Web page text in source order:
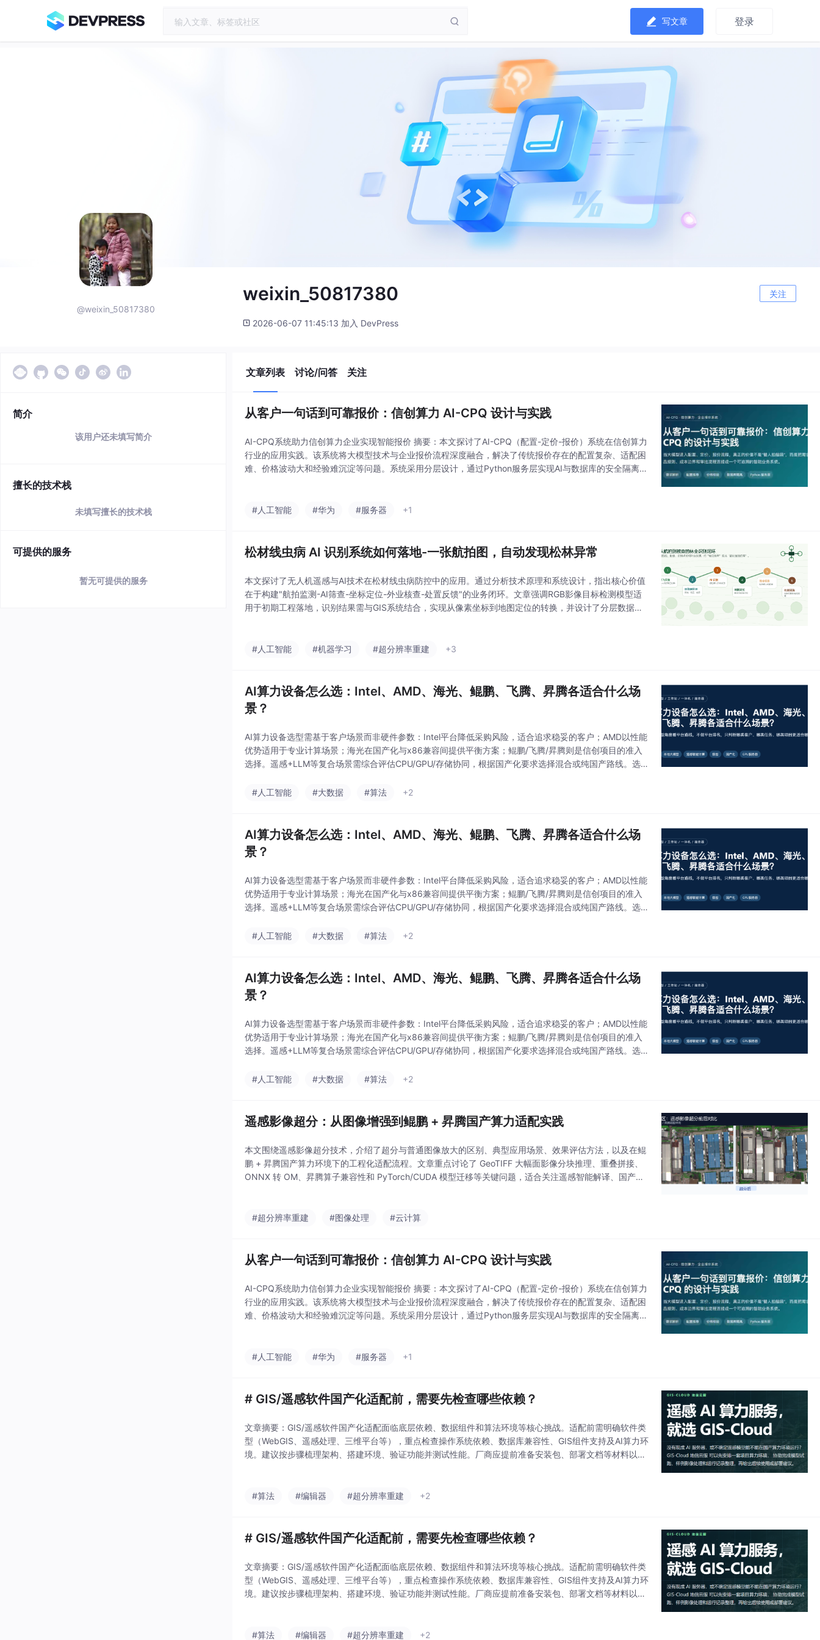
写文章 登录
@weixin_50817380
weixin_50817380 关注
2026-06-07 11:45:13 加入 DevPress
简介
该用户还未填写简介
擅长的技术栈
未填写擅长的技术栈
可提供的服务
暂无可提供的服务
文章列表 讨论/问答 关注
从客户一句话到可靠报价：信创算力 AI-CPQ 设计与实践
AI-CPQ系统助力信创算力企业实现智能报价 摘要：本文探讨了AI-CPQ（配置-定价-报价）系统在信创算力
行业的应用实践。该系统将大模型技术与企业报价流程深度融合，解决了传统报价存在的配置复杂、适配困
难、价格波动大和经验难沉淀等问题。系统采用分层设计，通过Python服务层实现AI与数据库的安全隔离，
#人工智能 #华为 #服务器 +1
松材线虫病 AI 识别系统如何落地-一张航拍图，自动发现松林异常
本文探讨了无人机遥感与AI技术在松材线虫病防控中的应用。通过分析技术原理和系统设计，指出核心价值
在于构建"航拍监测-AI筛查-坐标定位-外业核查-处置反馈"的业务闭环。文章强调RGB影像目标检测模型适
用于初期工程落地，识别结果需与GIS系统结合，实现从像素坐标到地图定位的转换，并设计了分层数据结
#人工智能 #机器学习 #超分辨率重建 +3
AI算力设备怎么选：Intel、AMD、海光、鲲鹏、飞腾、昇腾各适合什么场
景？
AI算力设备选型需基于客户场景而非硬件参数：Intel平台降低采购风险，适合追求稳妥的客户；AMD以性能
优势适用于专业计算场景；海光在国产化与x86兼容间提供平衡方案；鲲鹏/飞腾/昇腾则是信创项目的准入
选择。遥感+LLM等复合场景需综合评估CPU/GPU/存储协同，根据国产化要求选择混合或纯国产路线。选
#人工智能
#大数据 #算法 +2
AI算力设备怎么选：Intel、AMD、海光、鲲鹏、飞腾、昇腾各适合什么场
景？
AI算力设备选型需基于客户场景而非硬件参数：Intel平台降低采购风险，适合追求稳妥的客户；AMD以性能
优势适用于专业计算场景；海光在国产化与x86兼容间提供平衡方案；鲲鹏/飞腾/昇腾则是信创项目的准入
选择。遥感+LLM等复合场景需综合评估CPU/GPU/存储协同，根据国产化要求选择混合或纯国产路线。选
#人工智能
#大数据 #算法 +2
AI算力设备怎么选：Intel、AMD、海光、鲲鹏、飞腾、昇腾各适合什么场
景？
AI算力设备选型需基于客户场景而非硬件参数：Intel平台降低采购风险，适合追求稳妥的客户；AMD以性能
优势适用于专业计算场景；海光在国产化与x86兼容间提供平衡方案；鲲鹏/飞腾/昇腾则是信创项目的准入
选择。遥感+LLM等复合场景需综合评估CPU/GPU/存储协同，根据国产化要求选择混合或纯国产路线。选
#人工智能
#大数据 #算法 +2
遥感影像超分：从图像增强到鲲鹏 + 昇腾国产算力适配实践
本文围绕遥感影像超分技术，介绍了超分与普通图像放大的区别、典型应用场景、效果评估方法，以及在鲲
鹏 + 昇腾国产算力环境下的工程化适配流程。文章重点讨论了 GeoTIFF 大幅面影像分块推理、重叠拼接、
ONNX 转 OM、昇腾算子兼容性和 PyTorch/CUDA 模型迁移等关键问题，适合关注遥感智能解译、国产算
#超分辨率重建 #图像处理 #云计算
从客户一句话到可靠报价：信创算力 AI-CPQ 设计与实践
AI-CPQ系统助力信创算力企业实现智能报价 摘要：本文探讨了AI-CPQ（配置-定价-报价）系统在信创算力
行业的应用实践。该系统将大模型技术与企业报价流程深度融合，解决了传统报价存在的配置复杂、适配困
难、价格波动大和经验难沉淀等问题。系统采用分层设计，通过Python服务层实现AI与数据库的安全隔离，
#人工智能 #华为 #服务器 +1
# GIS/遥感软件国产化适配前，需要先检查哪些依赖？
文章摘要：GIS/遥感软件国产化适配面临底层依赖、数据组件和算法环境等核心挑战。适配前需明确软件类
型（WebGIS、遥感处理、三维平台等），重点检查操作系统依赖、数据库兼容性、GIS组件支持及AI算力环
境。建议按步骤梳理架构、搭建环境、验证功能并测试性能。厂商应提前准备安装包、部署文档等材料以缩
#算法
#编辑器 #超分辨率重建 +2
# GIS/遥感软件国产化适配前，需要先检查哪些依赖？
文章摘要：GIS/遥感软件国产化适配面临底层依赖、数据组件和算法环境等核心挑战。适配前需明确软件类
型（WebGIS、遥感处理、三维平台等），重点检查操作系统依赖、数据库兼容性、GIS组件支持及AI算力环
境。建议按步骤梳理架构、搭建环境、验证功能并测试性能。厂商应提前准备安装包、部署文档等材料以缩
#算法
#编辑器 #超分辨率重建 +2